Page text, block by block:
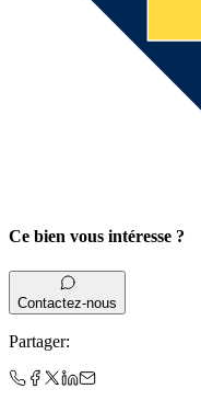
Ce bien vous intéresse ?
Contactez-nous
Partager: